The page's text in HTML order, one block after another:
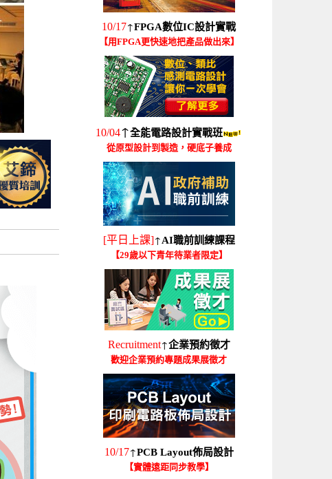
10/17↑FPGA數位IC設計實戰
【用FPGA更快速地把產品做出來】
10/04↑全能電路設計實戰班
從原型設計到製造，硬底子養成
[平日上課]↑AI職前訓練課程
【29歲以下青年待業者限定】
Recruitment↑企業預約徵才
歡迎企業預約專題成果展徵才
10/17↑PCB Layout佈局設計
【實體遠距同步教學】